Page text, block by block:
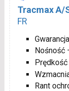
Tracmax A/
FR
Nośność
Rant